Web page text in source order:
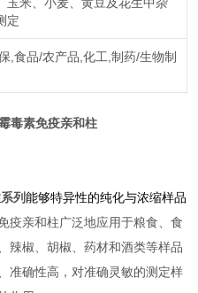
定
,食品/农产品,化工,制药/生物制
毒素免疫亲和柱
列能够特异性的纯化与浓缩样品
疫亲和柱广泛地应用于粮食、食
辣椒、胡椒、药材和酒类等样品
准确性高，对准确灵敏的测定样